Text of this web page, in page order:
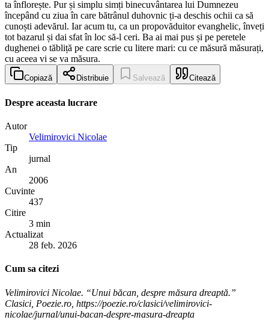
ta înflorește. Pur și simplu simți binecuvântarea lui Dumnezeu
începând cu ziua în care bătrânul duhovnic ți-a deschis ochii ca să
cunoști adevărul. Iar acum tu, ca un propovăduitor evanghelic, înveți
tot bazarul și dai sfat în loc să-l ceri. Ba ai mai pus și pe peretele
dughenei o tăbliță pe care scrie cu litere mari: cu ce măsură măsurați,
cu aceea vi se va măsura.
Copiază Distribuie Salvează Citează
Despre aceasta lucrare
Autor
Velimirovici Nicolae
Tip
jurnal
An
2006
Cuvinte
437
Citire
3 min
Actualizat
28 feb. 2026
Cum sa citezi
Velimirovici Nicolae. “Unui băcan, despre măsura dreaptă.”
Clasici, Poezie.ro, https://poezie.ro/clasici/velimirovici-
nicolae/jurnal/unui-bacan-despre-masura-dreapta